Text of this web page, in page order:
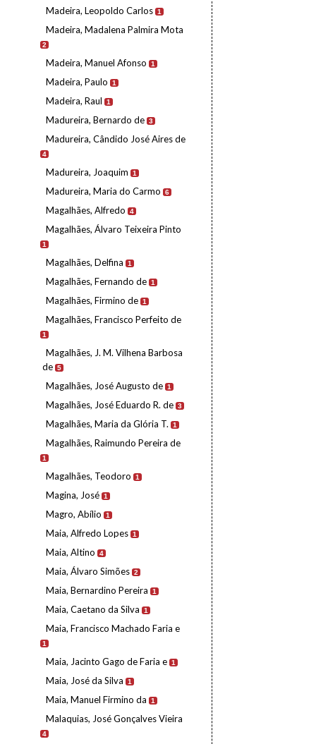
Madeira, Leopoldo Carlos 1
Madeira, Madalena Palmira Mota
2
Madeira, Manuel Afonso 1
Madeira, Paulo 1
Madeira, Raul 1
Madureira, Bernardo de 3
Madureira, Cândido José Aires de
4
Madureira, Joaquim 1
Madureira, Maria do Carmo 6
Magalhães, Alfredo 4
Magalhães, Álvaro Teixeira Pinto
1
Magalhães, Delfina 1
Magalhães, Fernando de 1
Magalhães, Firmino de 1
Magalhães, Francisco Perfeito de
1
Magalhães, J. M. Vilhena Barbosa
de 5
Magalhães, José Augusto de 1
Magalhães, José Eduardo R. de 3
Magalhães, Maria da Glória T. 1
Magalhães, Raimundo Pereira de
1
Magalhães, Teodoro 1
Magina, José 1
Magro, Abílio 1
Maia, Alfredo Lopes 1
Maia, Altino 4
Maia, Álvaro Simões 2
Maia, Bernardino Pereira 1
Maia, Caetano da Silva 1
Maia, Francisco Machado Faria e
1
Maia, Jacinto Gago de Faria e 1
Maia, José da Silva 1
Maia, Manuel Firmino da 1
Malaquias, José Gonçalves Vieira
4